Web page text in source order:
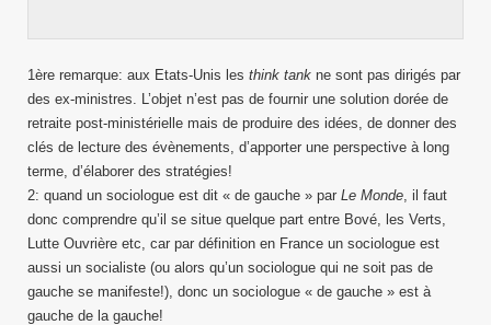
1ère remarque: aux Etats-Unis les think tank ne sont pas dirigés par
des ex-ministres. L’objet n’est pas de fournir une solution dorée de
retraite post-ministérielle mais de produire des idées, de donner des
clés de lecture des évènements, d’apporter une perspective à long
terme, d’élaborer des stratégies!
2: quand un sociologue est dit « de gauche » par Le Monde, il faut
donc comprendre qu’il se situe quelque part entre Bové, les Verts,
Lutte Ouvrière etc, car par définition en France un sociologue est
aussi un socialiste (ou alors qu’un sociologue qui ne soit pas de
gauche se manifeste!), donc un sociologue « de gauche » est à
gauche de la gauche!